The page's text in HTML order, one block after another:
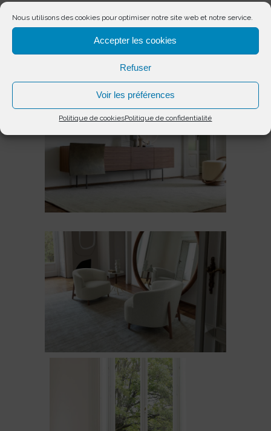
Nous utilisons des cookies pour optimiser notre site web et notre service.
Accepter les cookies
Refuser
Voir les préférences
Politique de cookiesPolitique de confidentialité
également en collection, dont le Bilbao
240, reconnaissable à sa porte courbée
finition noyer, cuir, laiton brossé ou
aluminium fondu.